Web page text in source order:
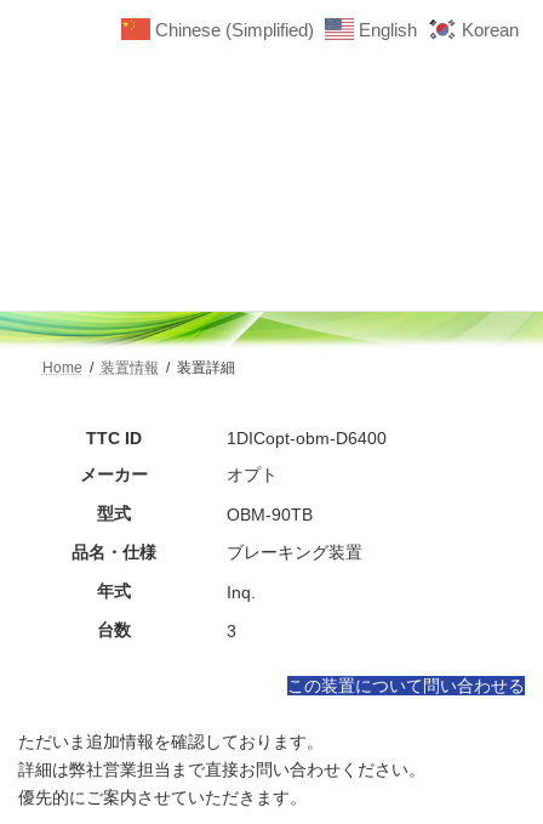
Home 装置情報 装置詳細
TTC ID
1DICopt-obm-D6400
メーカー
オプト
型式
OBM-90TB
品名・仕様
ブレーキング装置
年式
Inq.
台数
3
この装置について問い合わせる
ただいま追加情報を確認しております。
詳細は弊社営業担当まで直接お問い合わせください。
優先的にご案内させていただきます。
Chinese (Simplified) English Korean